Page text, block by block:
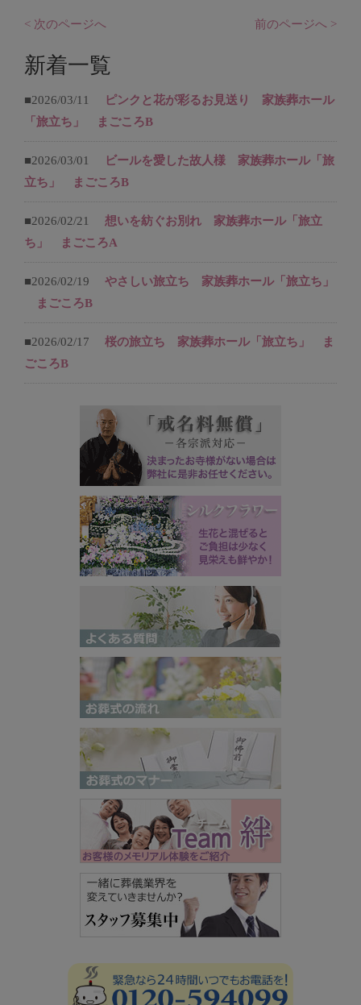
< 次のページへ 前のページへ >
新着一覧
■2026/03/11
ピンクと花が彩るお見送り 家族葬ホール
「旅立ち」 まごころB
■2026/03/01
ビールを愛した故人様 家族葬ホール「旅
立ち」 まごころB
■2026/02/21
想いを紡ぐお別れ 家族葬ホール「旅立
ち」 まごころA
■2026/02/19
やさしい旅立ち 家族葬ホール「旅立ち」
まごころB
■2026/02/17
桜の旅立ち 家族葬ホール「旅立ち」 ま
ごころB